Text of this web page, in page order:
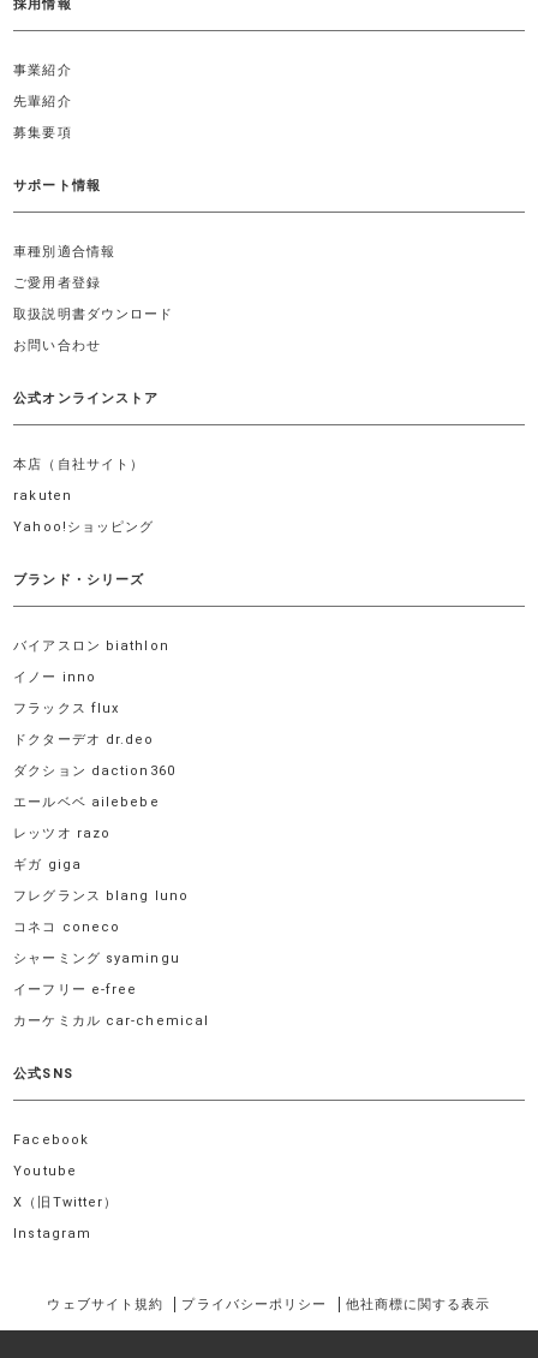
採用情報
事業紹介
先輩紹介
募集要項
サポート情報
車種別適合情報
ご愛用者登録
取扱説明書ダウンロード
お問い合わせ
公式オンラインストア
本店（自社サイト）
rakuten
Yahoo!ショッピング
ブランド・シリーズ
バイアスロン biathlon
イノー inno
フラックス flux
ドクターデオ dr.deo
ダクション daction360
エールベベ ailebebe
レッツオ razo
ギガ giga
フレグランス blang luno
コネコ coneco
シャーミング syamingu
イーフリー e-free
カーケミカル car-chemical
公式SNS
Facebook
Youtube
X（旧Twitter）
Instagram
ウェブサイト規約 プライバシーポリシー 他社商標に関する表示